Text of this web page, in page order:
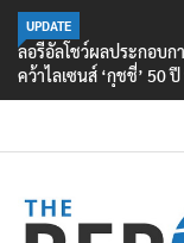
UPDATE
ลอรีอัลโชว์ผลประกอบก
คว้าไลเซนส์ ‘กุชชี่’ 50